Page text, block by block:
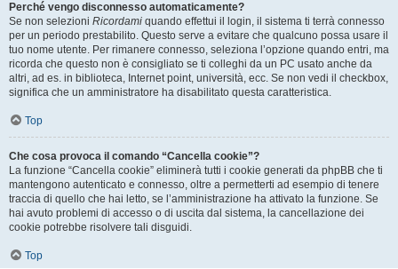
Perché vengo disconnesso automaticamente?
Se non selezioni Ricordami quando effettui il login, il sistema ti terrà connesso
per un periodo prestabilito. Questo serve a evitare che qualcuno possa usare il
tuo nome utente. Per rimanere connesso, seleziona l’opzione quando entri, ma
ricorda che questo non è consigliato se ti colleghi da un PC usato anche da
altri, ad es. in biblioteca, Internet point, università, ecc. Se non vedi il checkbox,
significa che un amministratore ha disabilitato questa caratteristica.
Top
Che cosa provoca il comando “Cancella cookie”?
La funzione “Cancella cookie” eliminerà tutti i cookie generati da phpBB che ti
mantengono autenticato e connesso, oltre a permetterti ad esempio di tenere
traccia di quello che hai letto, se l’amministrazione ha attivato la funzione. Se
hai avuto problemi di accesso o di uscita dal sistema, la cancellazione dei
cookie potrebbe risolvere tali disguidi.
Top